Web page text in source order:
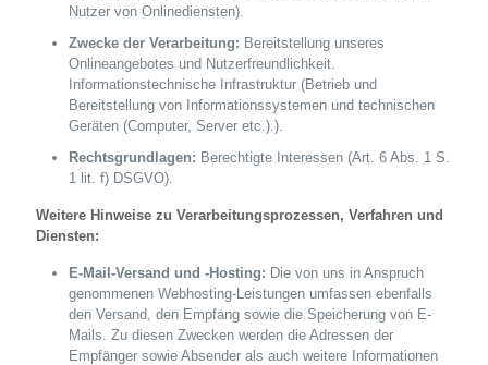
Nutzer von Onlinediensten).
Zwecke der Verarbeitung: Bereitstellung unseres
Onlineangebotes und Nutzerfreundlichkeit.
Informationstechnische Infrastruktur (Betrieb und
Bereitstellung von Informationssystemen und technischen
Geräten (Computer, Server etc.).).
Rechtsgrundlagen: Berechtigte Interessen (Art. 6 Abs. 1 S.
1 lit. f) DSGVO).
Weitere Hinweise zu Verarbeitungsprozessen, Verfahren und
Diensten:
E-Mail-Versand und -Hosting: Die von uns in Anspruch
genommenen Webhosting-Leistungen umfassen ebenfalls
den Versand, den Empfang sowie die Speicherung von E-
Mails. Zu diesen Zwecken werden die Adressen der
Empfänger sowie Absender als auch weitere Informationen